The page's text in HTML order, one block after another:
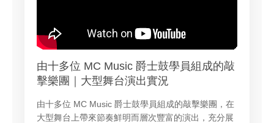
由十多位 MC Music 爵士鼓學員組成的敲
擊樂團｜大型舞台演出實況
由十多位 MC Music 爵士鼓學員組成的敲擊樂團，在
大型舞台上帶來節奏鮮明而層次豐富的演出，充分展